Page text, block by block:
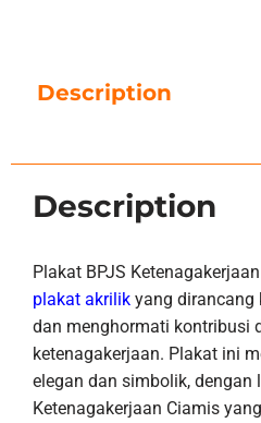
Description
Description
Plakat BPJS
plakat akrilik yang dirancang
dan menghormati kontribusi
ketenagakerjaan. Plakat ini
elegan dan simbolik, dengan
Ketenagakerjaan Ciamis